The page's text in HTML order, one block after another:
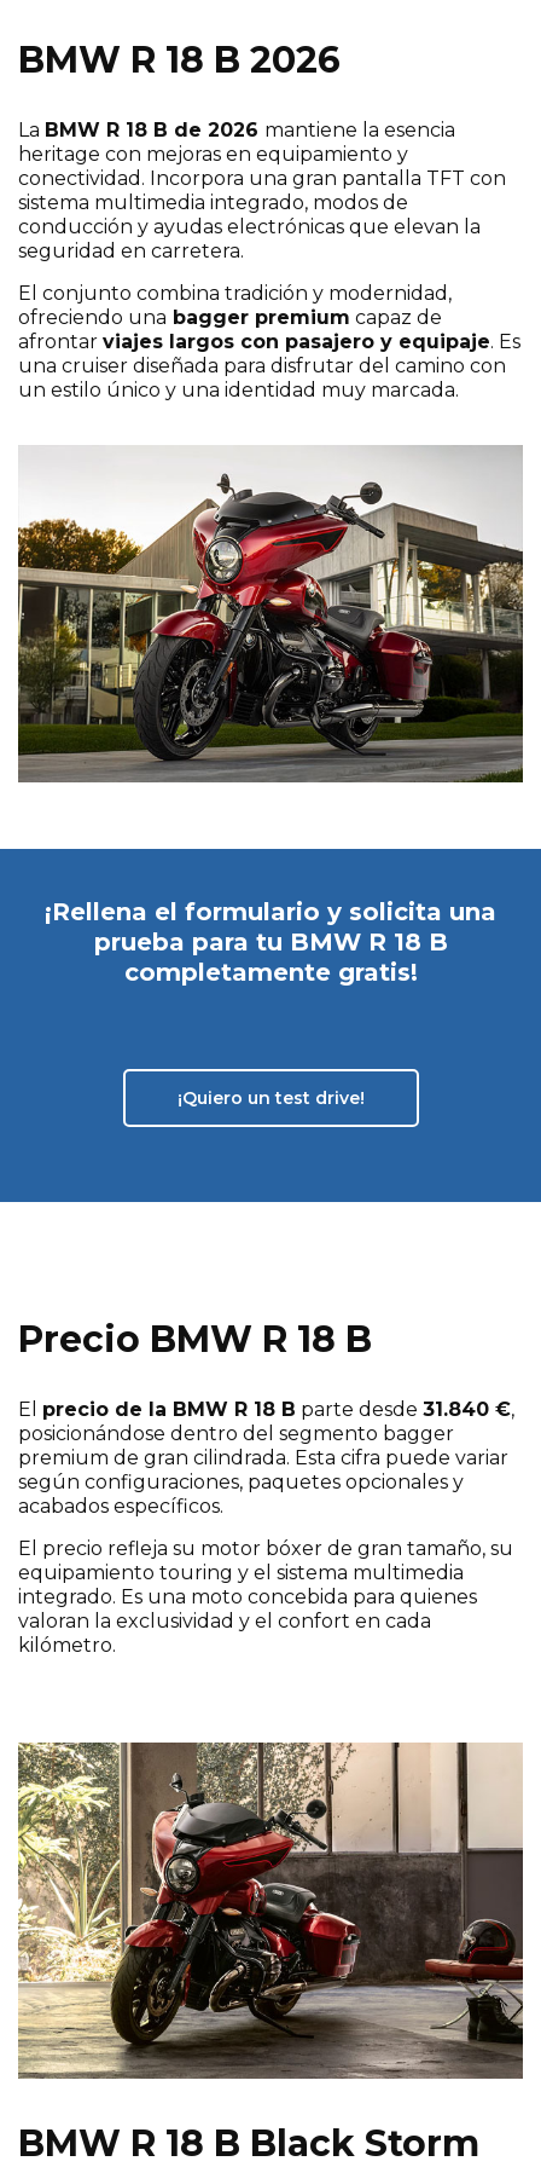
¡Escríbenos sin compromiso si te interesa
este modelo!
Elige tu provincia*
*
He leído y acepto
laPolítica de
Privacidad
Sí, deseo recibir comunicaciones comerciales de
Caetano Retail España y de grupo Salvador
Caetano Auto pudiendo estar basadas en mi
comportamiento y preferencias personales.
BMW R 18 B 2026
La BMW R 18 B de 2026 mantiene la esencia
heritage con mejoras en equipamiento y
conectividad. Incorpora una gran pantalla TFT con
sistema multimedia integrado, modos de
conducción y ayudas electrónicas que elevan la
seguridad en carretera.
El conjunto combina tradición y modernidad,
ofreciendo una bagger premium capaz de
afrontar viajes largos con pasajero y equipaje. Es
una cruiser diseñada para disfrutar del camino con
un estilo único y una identidad muy marcada.
¡Rellena el formulario y solicita una
prueba para tu BMW R 18 B
completamente gratis!
¡Quiero un test drive!
Precio BMW R 18 B
El precio de la BMW R 18 B parte desde 31.840 €,
posicionándose dentro del segmento bagger
premium de gran cilindrada. Esta cifra puede variar
según configuraciones, paquetes opcionales y
acabados específicos.
El precio refleja su motor bóxer de gran tamaño, su
equipamiento touring y el sistema multimedia
integrado. Es una moto concebida para quienes
valoran la exclusividad y el confort en cada
kilómetro.
BMW R 18 B Black Storm